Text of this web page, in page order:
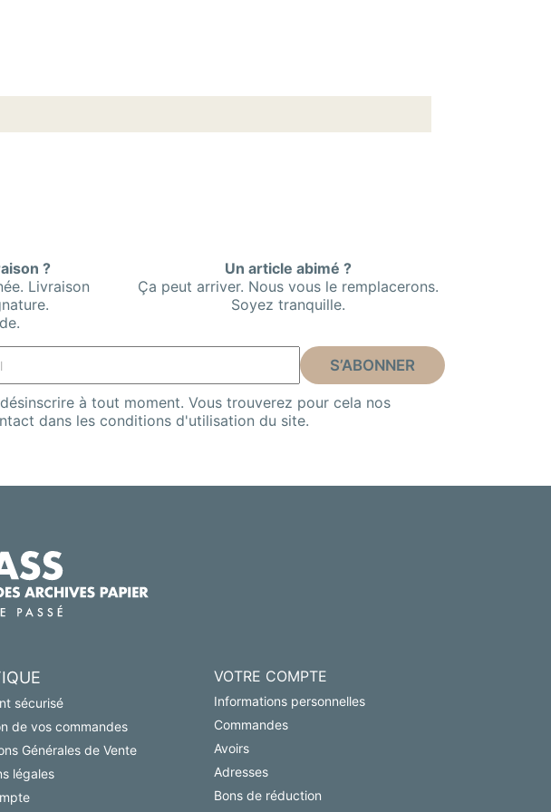
?
Livraison
Un article abimé ?
Ça peut arriver. Nous vous le remplacerons.
Soyez tranquille.
à tout moment. Vous trouverez pour cela nos
dans les conditions d'utilisation du site.
sécurisé
de vos commandes
Générales de Vente
légales
VOTRE COMPTE
Informations personnelles
Commandes
Avoirs
Adresses
Bons de réduction